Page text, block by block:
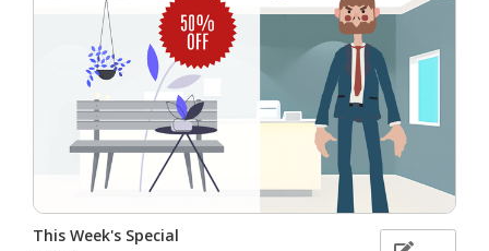
This Week's Special